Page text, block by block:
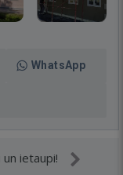
WhatsApp
ietaupi!